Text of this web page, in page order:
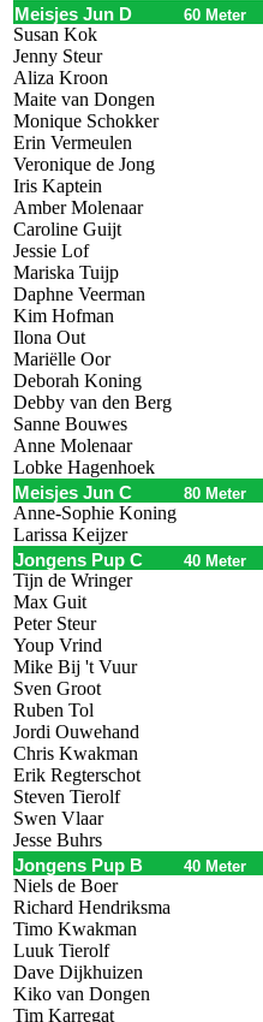
Meisjes Jun D 60 Meter
Susan Kok
Jenny Steur
Aliza Kroon
Maite van Dongen
Monique Schokker
Erin Vermeulen
Veronique de Jong
Iris Kaptein
Amber Molenaar
Caroline Guijt
Jessie Lof
Mariska Tuijp
Daphne Veerman
Kim Hofman
Ilona Out
Mariëlle Oor
Deborah Koning
Debby van den Berg
Sanne Bouwes
Anne Molenaar
Lobke Hagenhoek
Meisjes Jun C 80 Meter
Anne-Sophie Koning
Larissa Keijzer
Jongens Pup C 40 Meter
Tijn de Wringer
Max Guit
Peter Steur
Youp Vrind
Mike Bij 't Vuur
Sven Groot
Ruben Tol
Jordi Ouwehand
Chris Kwakman
Erik Regterschot
Steven Tierolf
Swen Vlaar
Jesse Buhrs
Jongens Pup B 40 Meter
Niels de Boer
Richard Hendriksma
Timo Kwakman
Luuk Tierolf
Dave Dijkhuizen
Kiko van Dongen
Tim Karregat